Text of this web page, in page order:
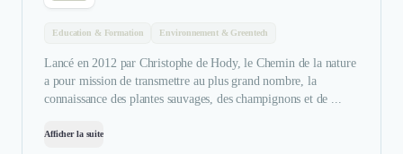
Education & Formation Environnement & Greentech
Lancé en 2012 par Christophe de Hody, le Chemin de la nature
a pour mission de transmettre au plus grand nombre, la
connaissance des plantes sauvages, des champignons et de ...
Afficher la suite